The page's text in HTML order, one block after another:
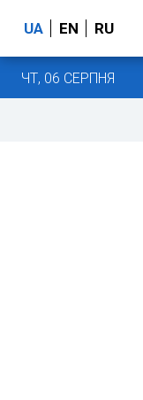
UA EN RU
ЧТ, 06 СЕРПНЯ